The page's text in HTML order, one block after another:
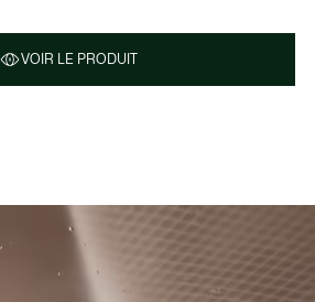
VOIR LE PRODUIT